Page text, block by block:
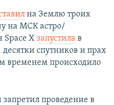
на Землю троих
на МСК астро/
Space X запустила в
спутников и прах
временем происходило
проведение в